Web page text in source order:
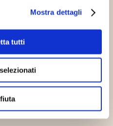
Mostra dettagli
tutti
tre progetti